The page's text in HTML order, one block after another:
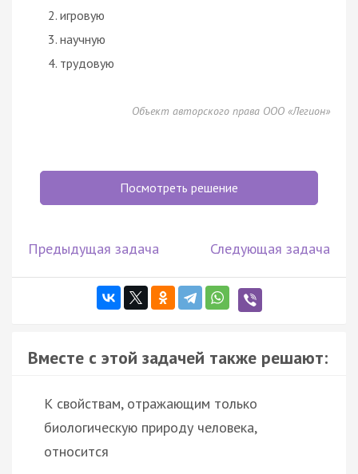
игровую
научную
трудовую
Объект авторского права ООО «Легион»
Посмотреть решение
Предыдущая задача Следующая задача
Вместе с этой задачей также решают:
К свойствам, отражающим только
биологическую природу человека,
относится